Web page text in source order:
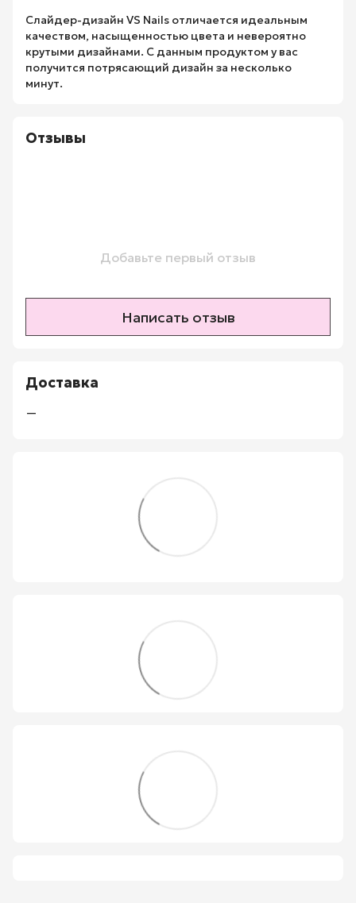
Слайдер-дизайн VS Nails отличается идеальным
качеством, насыщенностью цвета и невероятно
крутыми дизайнами. С данным продуктом у вас
получится потрясающий дизайн за несколько
минут.
Отзывы
Добавьте первый отзыв
Написать отзыв
Доставка